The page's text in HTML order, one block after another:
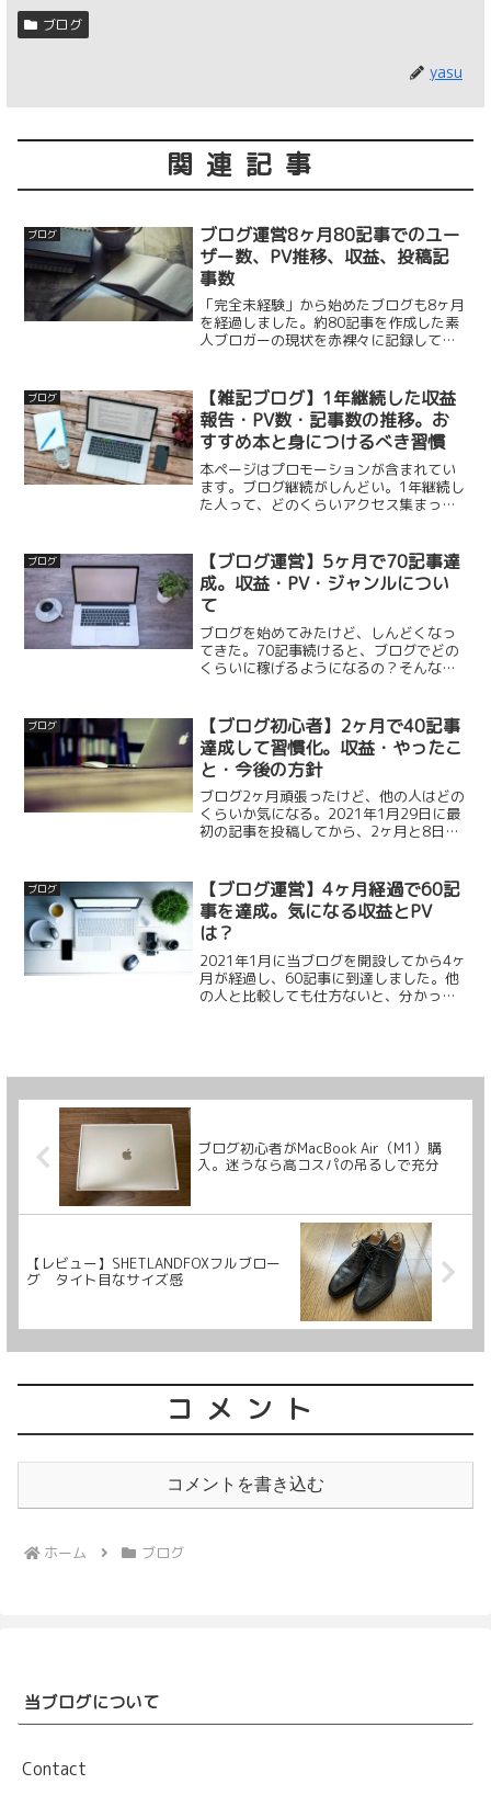
ブログ
yasu
関連記事
ブログ
ブログ運営8ヶ月80記事でのユー
ザー数、PV推移、収益、投稿記
事数
「完全未経験」から始めたブログも8ヶ月
を経過しました。約80記事を作成した素
人ブロガーの現状を赤裸々に記録してい
方にとって少しでも参考になればと思い
ます。主にこんな方向...
ブログ
【雑記ブログ】1年継続した収益
報告・PV数・記事数の推移。お
すすめ本と身につけるべき習慣
本ページはプロモーションが含まれてい
ます。ブログ継続がしんどい。1年継続し
た人って、どのくらいアクセス集まって
とでしょう。当ブログの状況を見れば、
少しだけでも勇気がも...
ブログ
【ブログ運営】5ヶ月で70記事達
成。収益・PV・ジャンルについ
て
ブログを始めてみたけど、しんどくなっ
てきた。70記事続けると、ブログでどの
くらいに稼げるようになるの？そんなあ
告をします。他の人がどのくらいの位置
にいるのか、私自身と...
ブログ
【ブログ初心者】2ヶ月で40記事
達成して習慣化。収益・やったこ
と・今後の方針
ブログ2ヶ月頑張ったけど、他の人はどの
くらいか気になる。2021年1月29日に最
初の記事を投稿してから、2ヶ月と8日
ましたが、収益は全く出ていません。同
じようにブログ...
ブログ
【ブログ運営】4ヶ月経過で60記
事を達成。気になる収益とPV
は？
2021年1月に当ブログを開設してから4ヶ
月が経過し、60記事に到達しました。他
の人と比較しても仕方ないと、分かって
ブログ初心者がMacBook Air（M1）購
入。迷うなら高コスパの吊るしで充分
【レビュー】SHETLANDFOXフルブロー
グ タイト目なサイズ感
コメント
コメントを書き込む
ホーム ブログ
当ブログについて
Contact